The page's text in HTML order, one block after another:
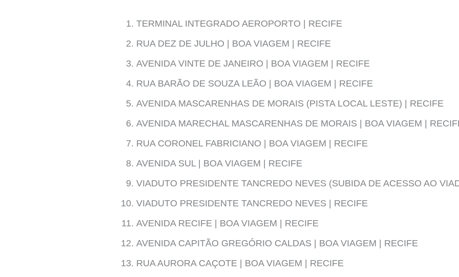
TERMINAL INTEGRADO AEROPORTO | RECIFE
RUA DEZ DE JULHO | BOA VIAGEM | RECIFE
AVENIDA VINTE DE JANEIRO | BOA VIAGEM | RECIFE
RUA BARÃO DE SOUZA LEÃO | BOA VIAGEM | RECIFE
AVENIDA MASCARENHAS DE MORAIS (PISTA LOCAL LESTE) | RECIFE
AVENIDA MARECHAL MASCARENHAS DE MORAIS | BOA VIAGEM |
RUA CORONEL FABRICIANO | BOA VIAGEM | RECIFE
AVENIDA SUL | BOA VIAGEM | RECIFE
VIADUTO PRESIDENTE TANCREDO NEVES (SUBIDA DE ACESSO AO
VIADUTO PRESIDENTE TANCREDO NEVES | RECIFE
AVENIDA RECIFE | BOA VIAGEM | RECIFE
AVENIDA CAPITÃO GREGÓRIO CALDAS | BOA VIAGEM | RECIFE
RUA AURORA CAÇOTE | BOA VIAGEM | RECIFE